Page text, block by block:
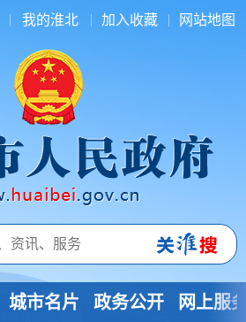
我的淮北 加入收藏 网站地图
城市名片 政务公开 网上服